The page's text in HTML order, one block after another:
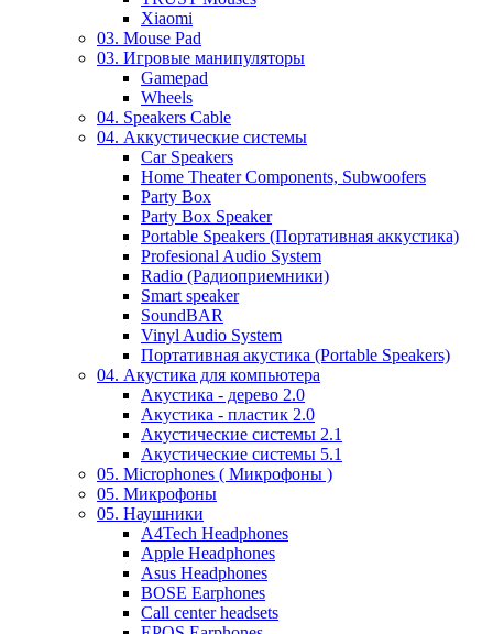
Xiaomi
03. Mouse Pad
03. Игровые манипуляторы
Gamepad
Wheels
04. Speakers Cable
04. Аккустические системы
Car Speakers
Home Theater Components, Subwoofers
Party Box
Party Box Speaker
Portable Speakers (Портативная аккустика)
Profesional Audio System
Radio (Радиоприемники)
Smart speaker
SoundBAR
Vinyl Audio System
Портативная акустика (Portable Speakers)
04. Акустика для компьютера
Акустика - дерево 2.0
Акустика - пластик 2.0
Акустические системы 2.1
Акустические системы 5.1
05. Microphones ( Микрофоны )
05. Микрофоны
05. Наушники
A4Tech Headphones
Apple Headphones
Asus Headphones
BOSE Earphones
Call center headsets